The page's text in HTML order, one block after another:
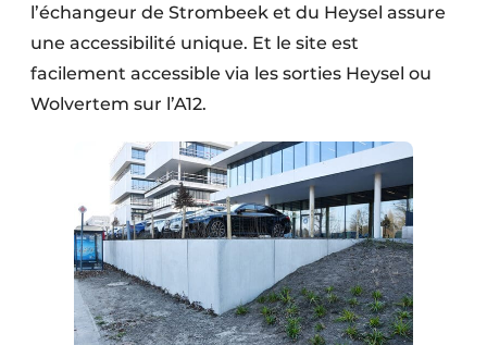
l’échangeur de Strombeek et du Heysel assure
une accessibilité unique. Et le site est
facilement accessible via les sorties Heysel ou
Wolvertem sur l’A12.